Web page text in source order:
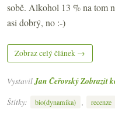
sobě. Alkohol 13 % na tom
asi dobrý, no :-)
Zobraz celý článek →
Vystavil Jan ČeřovskýZobrazit
Štítky:
bio(dynamika) , recenze